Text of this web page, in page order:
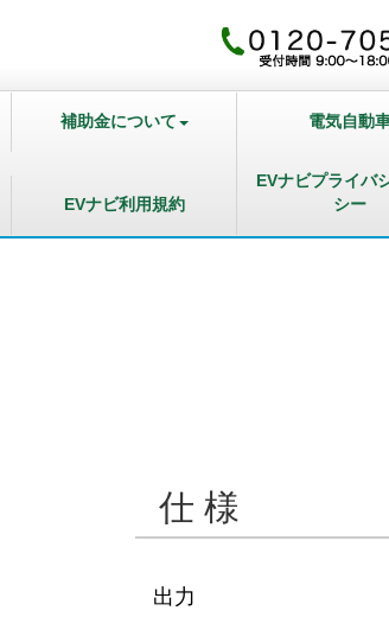
補助金について 電気自動
EVナビ利用規約
EVナビプライバ
シー
仕 様
出力